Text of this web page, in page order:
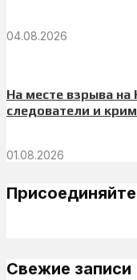
04.08.2026
На месте взрыва
следователи и
01.08.2026
Свежие записи